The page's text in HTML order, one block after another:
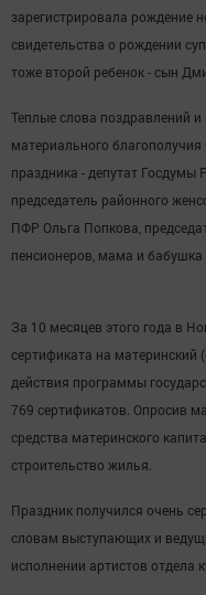
зарегистрировала рождение
свидетельства о рождении
тоже второй ребенок - сын
Теплые слова поздравлений
материального
праздника - депутат
председатель районного
ПФР Ольга Попкова,
пенсионеров, мама и
За 10 месяцев этого года в
сертификата на материнский
действия программы
769 сертификатов. Опросив
средства материнского
строительство жилья.
Праздник получился очень
словам выступающих и
исполнении артистов отдела